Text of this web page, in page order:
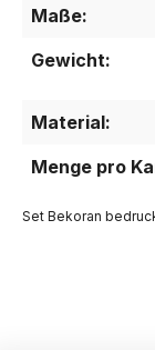
Maße:
Gewicht:
Material:
Menge pro
Set Bekoran